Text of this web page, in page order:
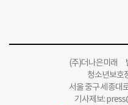
(주)더나은미래
청소년보호
서울 중구 세종대
기사제보: